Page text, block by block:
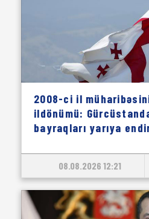
2008-ci il
ildönümü:
bayraqları yarıya
08.08.2026 12:21